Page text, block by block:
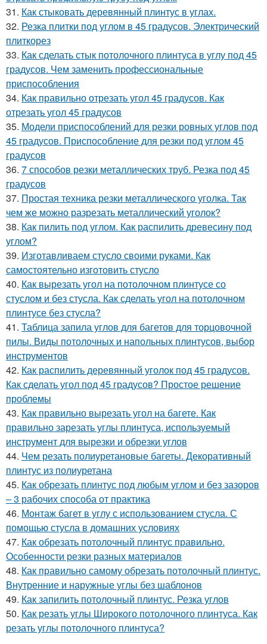
31. Как стыковать деревянный плинтус в углах.
32. Резка плитки под углом в 45 градусов. Электрический
плиткорез
33. Как сделать стык потолочного плинтуса в углу под 45
градусов. Чем заменить профессиональные
приспособления
34. Как правильно отрезать угол 45 градусов. Как
отрезать угол 45 градусов
35. Модели приспособлений для резки ровных углов под
45 градусов. Приспособление для резки под углом 45
градусов
36. 7 способов резки металлических труб. Резка под 45
градусов
37. Простая техника резки металлического уголка. Так
чем же можно разрезать металлический уголок?
38. Как пилить под углом. Как распилить древесину под
углом?
39. Изготавливаем стусло своими руками. Как
самостоятельно изготовить стусло
40. Как вырезать угол на потолочном плинтусе со
стуслом и без стусла. Как сделать угол на потолочном
плинтусе без стусла?
41. Таблица запила углов для багетов для торцовочной
пилы. Виды потолочных и напольных плинтусов, выбор
инструментов
42. Как распилить деревянный уголок под 45 градусов.
Как сделать угол под 45 градусов? Простое решение
проблемы
43. Как правильно вырезать угол на багете. Как
правильно зарезать углы плинтуса, используемый
инструмент для вырезки и обрезки углов
44. Чем резать полиуретановые багеты. Декоративный
плинтус из полиуретана
45. Как обрезать плинтус под любым углом и без зазоров
– 3 рабочих способа от практика
46. Монтаж багет в углу с использованием стусла. С
помощью стусла в домашних условиях
47. Как обрезать потолочный плинтус правильно.
Особенности резки разных материалов
48. Как правильно самому обрезать потолочный плинтус.
Внутренние и наружные углы без шаблонов
49. Как запилить потолочный плинтус. Резка углов
50. Как резать углы Широкого потолочного плинтуса. Как
резать углы потолочного плинтуса?